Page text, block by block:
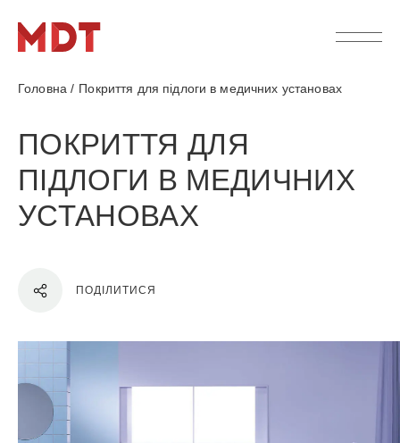
Головна / Покриття для підлоги в медичних установах
ПОКРИТТЯ ДЛЯ
ПІДЛОГИ В МЕДИЧНИХ
УСТАНОВАХ
ПОДІЛИТИСЯ